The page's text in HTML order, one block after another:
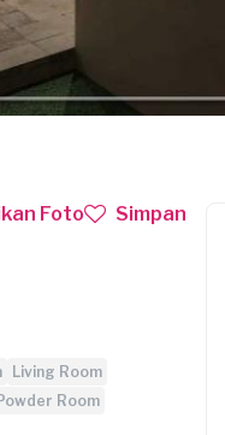
Foto Simpan
Living Room
Room